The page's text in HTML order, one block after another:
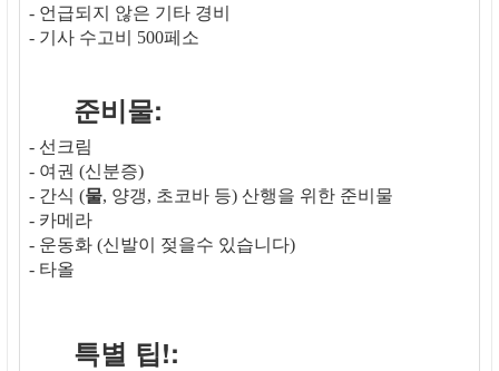
- 언급되지 않은 기타 경비
- 기사 수고비 500페소
준비물:
- 선크림
- 여권 (신분증)
- 간식 (물, 양갱, 초코바 등) 산행을 위한 준비물
- 카메라
- 운동화 (신발이 젖을수 있습니다)
- 타올
특별 팁!: